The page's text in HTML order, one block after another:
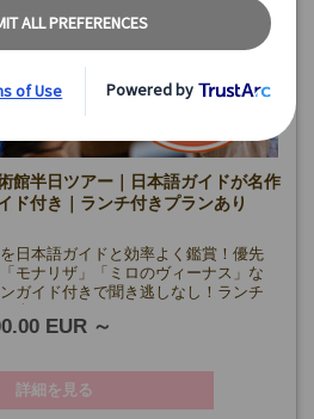
19日、21日、26日、28日
日、16日、18日、23日、25日、30日
23日、28日、30日
館半日ツアー｜日本語ガイドが名作
ド付き｜ランチ付きプランあり
日本語ガイドと効率よく鑑賞！優先
モナリザ」「ミロのヴィーナス」な
ガイド付きで聞き逃しなし！ランチ
EUR
詳細を見る